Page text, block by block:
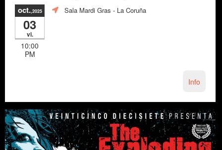
oct.,2025
03
vi.
10:00
PM
Sala Mardi Gras - La Coruña
Info